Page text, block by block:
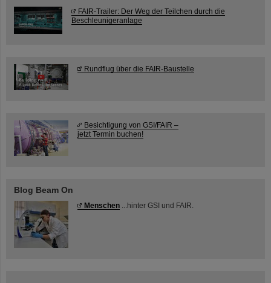
FAIR-Trailer: Der Weg der Teilchen durch die
Beschleunigeranlage
Rundflug über die FAIR-Baustelle
Besichtigung von GSI/FAIR –
jetzt Termin buchen!
Blog Beam On
Menschen ...hinter GSI und FAIR.